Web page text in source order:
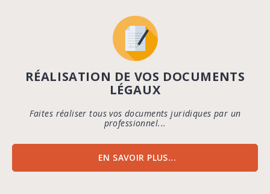
RÉALISATION DE VOS DOCUMENTS
LÉGAUX
Faites réaliser tous vos documents juridiques par un
professionnel...
EN SAVOIR PLUS...